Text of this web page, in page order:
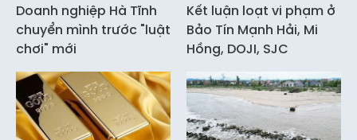
Doanh nghiệp Hà Tĩnh
chuyển mình trước "luật
chơi" mới
Kết luận loạt vi phạm ở
Bảo Tín Mạnh Hải, Mi
Hồng, DOJI, SJC